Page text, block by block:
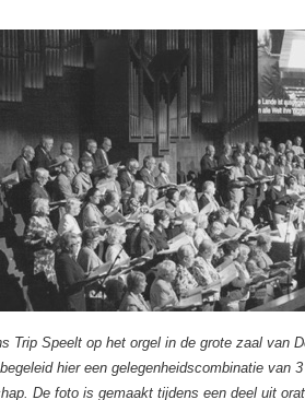
Trip Speelt op het orgel in de grote zaal van
hier een gelegenheidscombinatie van
De foto is gemaakt tijdens een deel uit